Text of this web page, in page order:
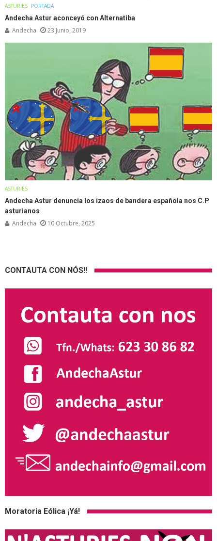
ASTURIES PORTADA
Andecha Astur aconceyó con Alternatiba
Andecha 23 Junio, 2019
ASTURIES
Andecha Astur denuncia los izaos de bandera española nos C.P
asturianos
Andecha 10 Octubre, 2025
CONTAUTA CON NÓS!!
Moratoria Eólica ¡Yá!